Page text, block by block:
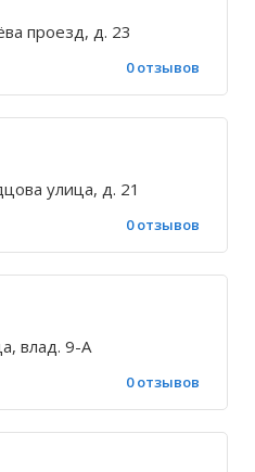
проезд, д. 23
0 отзывов
улица, д. 21
0 отзывов
влад. 9-А
0 отзывов